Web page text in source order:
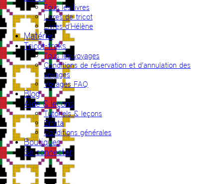
Tous les livres
Livres de tricot
Livres d’Hélène
Matériel
Tricot-treks
Tous les voyages
Conditions de réservation et d’annulation des
voyages
Voyages FAQ
Blog
Aide & leçons
Tutoriels & leçons
Errata
Conditions générales
Boutiques
Se connecter